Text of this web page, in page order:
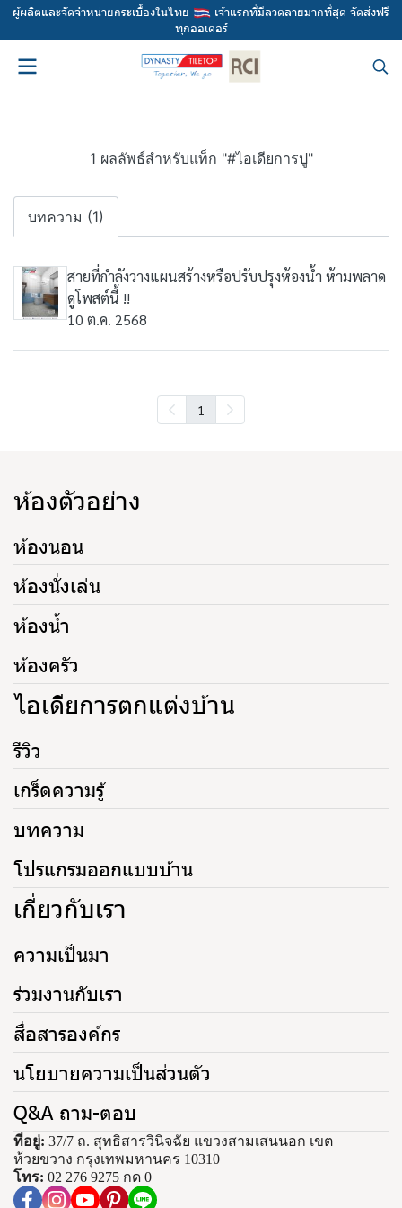
ผู้ผลิตและจัดจำหน่ายกระเบื้องในไทย
เจ้าแรกที่มีลวดลายมากที่สุด จัดส่งฟรี
ทุกออเดอร์
1 ผลลัพธ์สำหรับแท็ก "#ไอเดียการปู"
บทความ (1)
สายที่กำลังวางแผนสร้างหรือปรับปรุงห้องน้ำ ห้ามพลาด
ดูโพสต์นี้ !!
10 ต.ค. 2568
1
ห้องตัวอย่าง
ห้องนอน
ห้องนั่งเล่น
ห้องน้ำ
ห้องครัว
ไอเดียการตกแต่งบ้าน
รีวิว
เกร็ดความรู้
บทความ
โปรแกรมออกแบบบ้าน
เกี่ยวกับเรา
ความเป็นมา
ร่วมงานกับเรา
สื่อสารองค์กร
นโยบายความเป็นส่วนตัว
Q&A ถาม-ตอบ
ที่อยู่: 37/7 ถ. สุทธิสารวินิจฉัย แขวงสามเสนนอก เขต
ห้วยขวาง กรุงเทพมหานคร 10310
โทร: 02 276 9275 กด 0